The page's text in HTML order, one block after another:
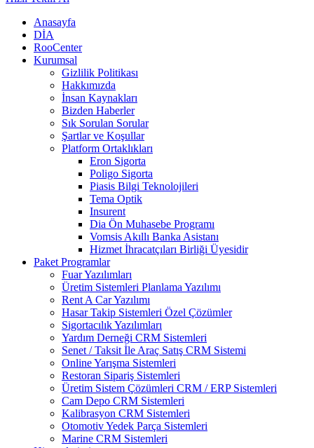
Anasayfa
DİA
RooCenter
Kurumsal
Gizlilik Politikası
Hakkımızda
İnsan Kaynakları
Bizden Haberler
Sık Sorulan Sorular
Şartlar ve Koşullar
Platform Ortaklıkları
Eron Sigorta
Poligo Sigorta
Piasis Bilgi Teknolojileri
Tema Optik
Insurent
Dia Ön Muhasebe Programı
Vomsis Akıllı Banka Asistanı
Hizmet İhracatçıları Birliği Üyesidir
Paket Programlar
Fuar Yazılımları
Üretim Sistemleri Planlama Yazılımı
Rent A Car Yazılımı
Hasar Takip Sistemleri Özel Çözümler
Sigortacılık Yazılımları
Yardım Derneği CRM Sistemleri
Senet / Taksit İle Araç Satış CRM Sistemi
Online Yarışma Sistemleri
Restoran Sipariş Sistemleri
Üretim Sistem Çözümleri CRM / ERP Sistemleri
Cam Depo CRM Sistemleri
Kalibrasyon CRM Sistemleri
Otomotiv Yedek Parça Sistemleri
Marine CRM Sistemleri